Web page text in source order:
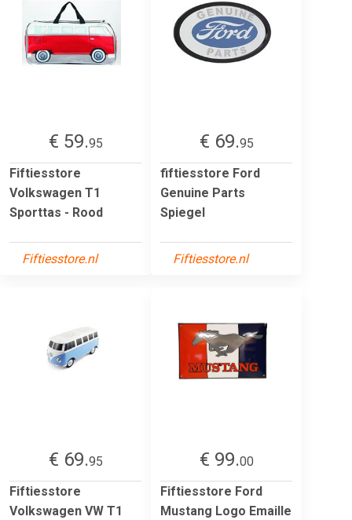
€ 59.95
Fiftiesstore
Volkswagen T1
Sporttas - Rood
Fiftiesstore.nl
€ 69.95
fiftiesstore Ford
Genuine Parts
Spiegel
Fiftiesstore.nl
€ 69.95
Fiftiesstore
Volkswagen VW T1
€ 99.00
Fiftiesstore Ford
Mustang Logo Emaille